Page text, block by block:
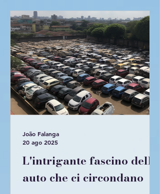
L'intrigante fascino delle
auto che ci circondano
João Falanga
20 ago 2025